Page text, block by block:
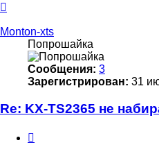
началу
Monton-xts
Попрошайка
Сообщения: 3
Зарегистрирован: 31
Re: KX-TS2365 не